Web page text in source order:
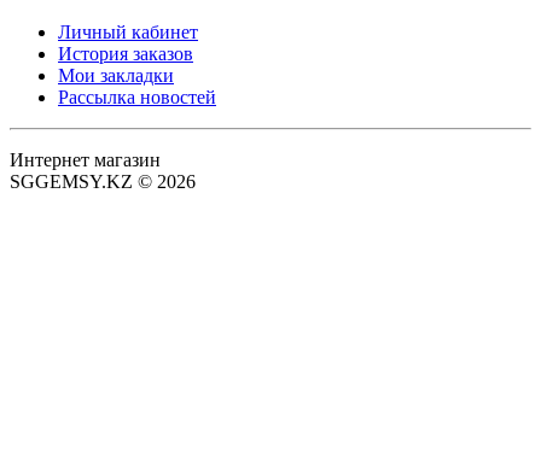
Личный кабинет
История заказов
Мои закладки
Рассылка новостей
Интернет магазин
SGGEMSY.KZ © 2026